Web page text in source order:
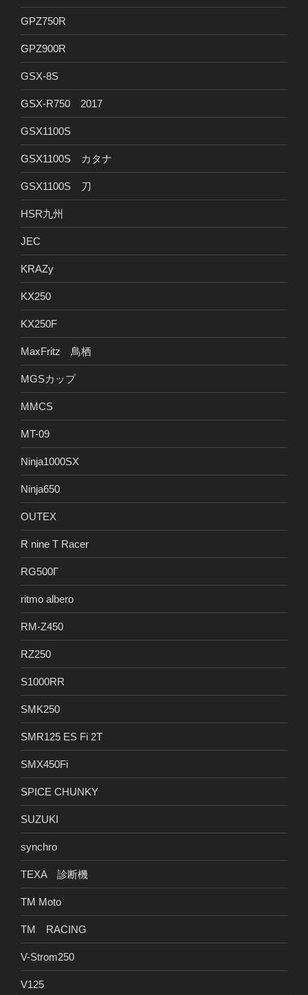
GPZ750R
GPZ900R
GSX-8S
GSX-R750 2017
GSX1100S
GSX1100S カタナ
GSX1100S 刀
HSR九州
JEC
KRAZy
KX250
KX250F
MaxFritz 鳥栖
MGSカップ
MMCS
MT-09
Ninja1000SX
Ninja650
OUTEX
R nine T Racer
RG500Γ
ritmo albero
RM-Z450
RZ250
S1000RR
SMK250
SMR125 ES Fi 2T
SMX450Fi
SPICE CHUNKY
SUZUKI
synchro
TEXA 診断機
TM Moto
TM RACING
V-Strom250
V125